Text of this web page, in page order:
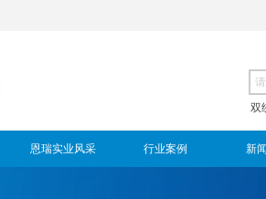
双
恩瑞实业风采 行业案例 新